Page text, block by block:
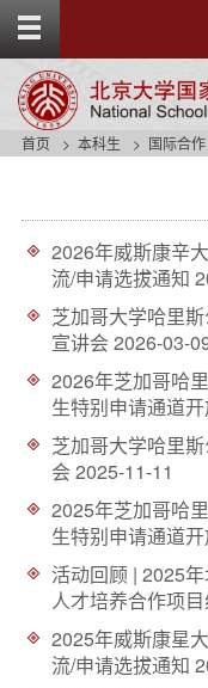
g
t
首页 本科生 国际合作
2026年威斯康辛
流/申请选拔通知
芝加哥大学哈里
宣讲会 2026-03-
2026年芝加哥哈
生特别申请通道
芝加哥大学哈里
会 2025-11-11
2025年芝加哥哈
生特别申请通道
活动回顾 | 2025
人才培养合作项
2025年威斯康星
流/申请选拔通知